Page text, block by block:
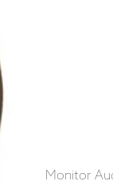
Monitor